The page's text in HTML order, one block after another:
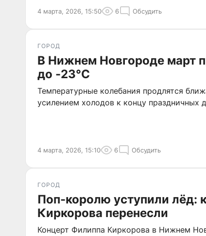
4 марта, 2026, 15:50 6 Обсудить
ГОРОД
В Нижнем Новгороде март
до -23°C
Температурные колебания продлятся
усилением холодов к концу праздничных
4 марта, 2026, 15:10 6 Обсудить
ГОРОД
Поп-королю уступили лёд:
Киркорова перенесли
Концерт Филиппа Киркорова в Нижнем